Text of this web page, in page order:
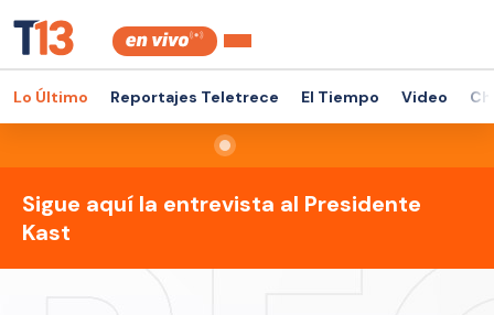
Lo Último Reportajes Teletrece El Tiempo Video
Sigue aquí la entrevista al Presidente
Kast